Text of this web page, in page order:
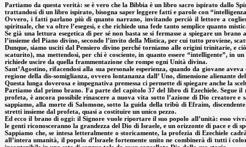
Partiamo da questa verità: se è vero che la Bibbia è un libro sacro ispirato dallo
trattandosi di un libro ispirato, bisogna saper leggere fatti e parole con
Ovvero, i fatti parlano più di quanto narrano, invitando perciò il lettore a
spirituale, che va oltre l’esegesi, e che richiede una fede tanto semplice quanto
Se già una lettura esegetica di per sé non basta se si fermasse a spiegare un
l’insieme del Piano divino, secondo l’invito della Mistica, per cui tutto proviene,
Dunque, siamo usciti dal Pensiero divino perché torniamo alle origini trinitarie, e
scaturito), ma mettendosi, per chi è cosciente, in quanto essere “intelligente”, in
richiede uscire da quella frammentazione che rompe ogni Unità divina.
Sant’Agostino, rifacendosi alla sua personale esperienza, quando da giovane
regione della dis-somiglianza, ovvero lontananza dall’ Uno, dimensione alienante
Questa lunga doverosa e impegnativa premessa ci permette di spiegare anche la
Partiamo dal primo brano. Fa parte del capitolo 37 del libro di Ezechiele. Segue
profeta, è ancora possibile rinascere a nuova vita sotto l’azione di Dio creatore
sappiamo, alla morte di Salomone, sotto la guida della tribù di Efraim,
stretti insieme dal profeta, quasi a costituire un unico pezzo.
Ed ecco il brano di oggi: il Signore vuole riportare il suo popolo all’unità: esso
le genti riconosceranno la grandezza del Dio di Israele, e un orizzonte di pace e di
Sappiamo che, se intesa letteralmente o storicamente, la profezia di Ezechiele
all’intera umanità, il popolo d’Israele fortemente unito ne combinerà di tutti i